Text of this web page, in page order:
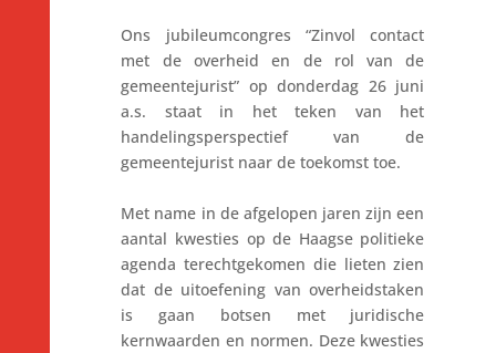
Ons jubileumcongres “Zinvol contact
met de overheid en de rol van de
gemeentejurist” op donderdag 26 juni
a.s. staat in het teken van het
handelingsperspectief van de
gemeentejurist naar de toekomst toe.
Met name in de afgelopen jaren zijn een
aantal kwesties op de Haagse politieke
agenda terechtgekomen die lieten zien
dat de uitoefening van overheidstaken
is gaan botsen met juridische
kernwaarden en normen. Deze kwesties